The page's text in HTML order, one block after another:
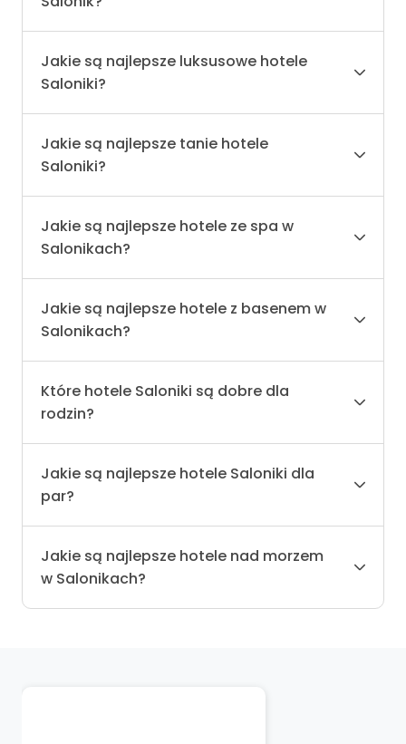
Jakie są najlepsze luksusowe hotele
Saloniki?
Jakie są najlepsze tanie hotele
Saloniki?
Jakie są najlepsze hotele ze spa w
Salonikach?
Jakie są najlepsze hotele z basenem w
Salonikach?
Które hotele Saloniki są dobre dla
rodzin?
Jakie są najlepsze hotele Saloniki dla
par?
Jakie są najlepsze hotele nad morzem
w Salonikach?